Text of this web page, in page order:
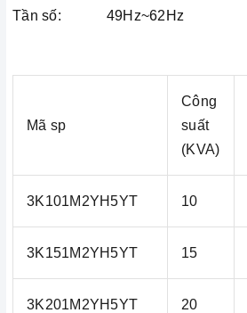
Tần số: 49Hz~62Hz
Mã sp
Công
suất
(KVA)
3K101M2YH5YT 10
3K151M2YH5YT 15
3K201M2YH5YT 20